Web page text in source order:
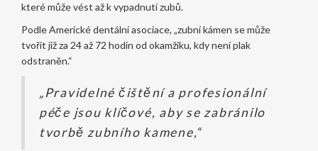
které může vést až k vypadnutí zubů.
Podle Americké dentální asociace, „zubní kámen se může
tvořit již za 24 až 72 hodin od okamžiku, kdy není plak
odstraněn.“
„Pravidelné čištění a profesionální
péče jsou klíčové, aby se zabránilo
tvorbě zubního kamene,“